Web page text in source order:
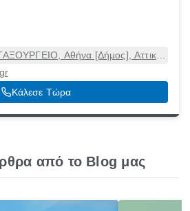
Αθήνα [Δήμος], Αττική,
Κάλεσε Τώρα
από το Blog μας